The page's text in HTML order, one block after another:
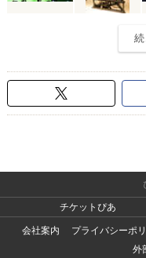
チケットぴあ
会社案内
プライバシーポ
外